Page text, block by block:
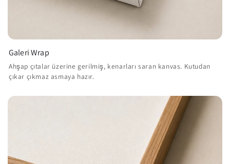
Galeri Wrap
Ahşap çıtalar üzerine gerilmiş, kenarları saran kanvas. Kutudan
çıkar çıkmaz asmaya hazır.